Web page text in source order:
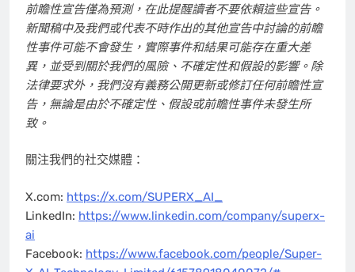
前瞻性宣告僅為預測，在此提醒讀者不要依賴這些宣告。
新聞稿中及我們或代表不時作出的其他宣告中討論的前瞻
性事件可能不會發生，實際事件和結果可能存在重大差
異，並受到關於我們的風險、不確定性和假設的影響。除
法律要求外，我們沒有義務公開更新或修訂任何前瞻性宣
告，無論是由於不確定性、假設或前瞻性事件未發生所
致。
關注我們的社交媒體：
X.com: https://x.com/SUPERX_AI_
LinkedIn: https://www.linkedin.com/company/superx-
ai
Facebook: https://www.facebook.com/people/Super-